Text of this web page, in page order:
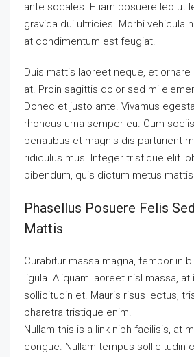
ante sodales. Etiam posuere leo ut
gravida dui ultricies. Morbi vehicula
at condimentum est feugiat.
Duis mattis laoreet neque, et
at. Proin sagittis dolor sed mi
Donec et justo ante. Vivamus
rhoncus urna semper eu. Cum
penatibus et magnis dis parturient
ridiculus mus. Integer tristique elit
bibendum, quis dictum metus
Phasellus Posuere Felis
Mattis
Curabitur massa magna, tempor in
ligula. Aliquam laoreet nisl massa,
sollicitudin et. Mauris risus lectus,
pharetra tristique enim.
Nullam this is a link nibh facilisis, at
congue. Nullam tempus sollicitudin